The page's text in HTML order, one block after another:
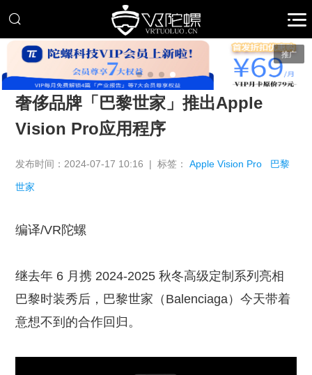
推广
奢侈品牌「巴黎世家」推出Apple
Vision Pro应用程序
发布时间：2024-07-17 10:16 | 标签：Apple Vision Pro 巴黎
世家
编译/VR陀螺
继去年 6 月携 2024-2025 秋冬高级定制系列亮相
巴黎时装秀后，巴黎世家（Balenciaga）今天带着
意想不到的合作回归。